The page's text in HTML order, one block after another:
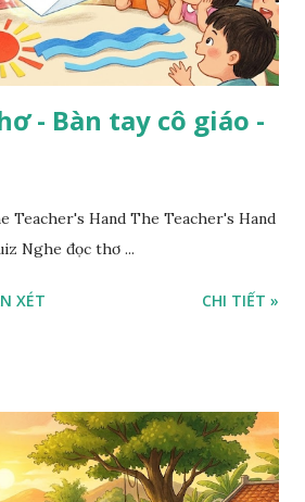
- Bàn tay cô giáo -
Teacher's Hand The Teacher's Hand
Nghe đọc thơ ...
XÉT CHI TIẾT »